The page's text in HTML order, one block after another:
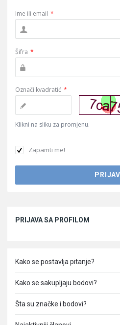
Ime ili email *
Šifra *
Označi kvadratić *
Klikni na sliku za promjenu.
Zapamti me!
PRIJAVA SA PROFILOM
Kako se postavlja pitanje?
Kako se sakupljaju bodovi?
Šta su značke i bodovi?